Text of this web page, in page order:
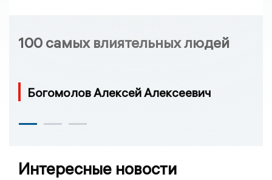
100 самых влиятельных людей
Богомолов Алексей Алексеевич
Интересные новости